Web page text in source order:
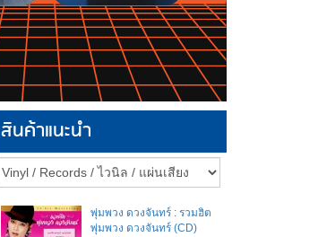
สินค้าแนะนำ
พุ่มพวง ดวงจันทร์ : รวมฮิต
พุ่มพวง ดวงจันทร์ (CD)